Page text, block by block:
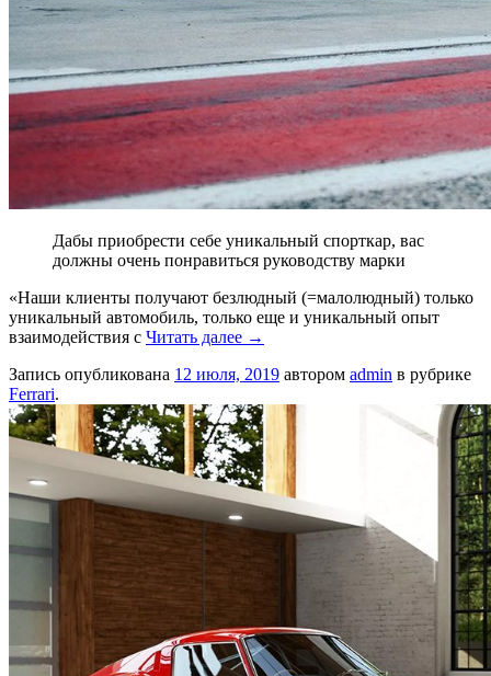
Дабы приобрести себе уникальный спорткар, вас
должны очень понравиться руководству марки
«Наши клиенты получают безлюдный (=малолюдный) только
уникальный автомобиль, только еще и уникальный опыт
взаимодействия с Читать далее →
Запись опубликована 12 июля, 2019 автором admin в рубрике
Ferrari.